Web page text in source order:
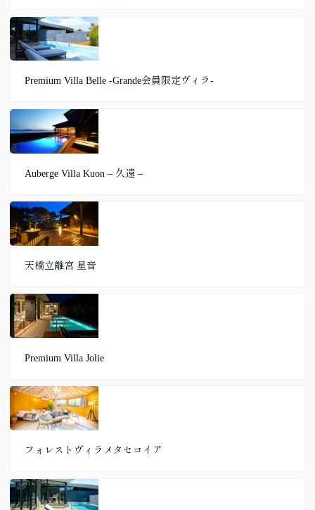
Premium Villa Belle ‐Grande会員限定ヴィラ‐
Auberge Villa Kuon – 久遠 –
天橋立離宮 星音
Premium Villa Jolie
フォレストヴィラメタセコイア